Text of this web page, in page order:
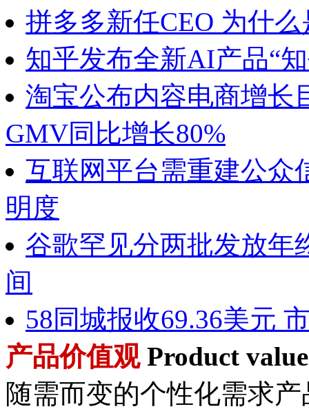
拼多多新任CEO 为什
知乎发布全新AI产品“
淘宝公布内容电商增长
GMV同比增长80%
互联网平台需重建公众
明度
谷歌罕见分两批发放年
间
58同城报收69.36美元
产品价值观Product
随需而变的个性化需求